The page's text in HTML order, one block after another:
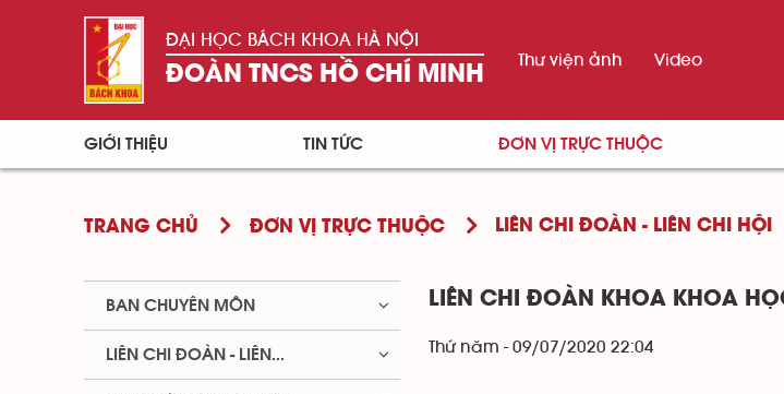
ĐẠI HỌC BÁCH KHOA HÀ NỘI
ĐOÀN TNCS HỒ CHÍ MINH
Thư viện ảnh Video
GIỚI THIỆU TIN TỨC ĐƠN VỊ TRỰC THUỘC
TRANG CHỦ ĐƠN VỊ TRỰC THUỘC LIÊN CHI ĐOÀN - LIÊN CHI HỘI
LIÊN CHI ĐOÀN KHOA KHOA
Thứ năm - 09/07/2020 22:04
BAN CHUYÊN MÔN
LIÊN CHI ĐOÀN - LIÊN...